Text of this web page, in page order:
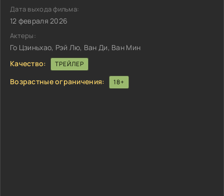
Дата выхода фильма:
12 февраля 2026
Актеры:
Го Цзиньхао, Рэй Лю, Ван Ди, Ван Мин
Качество:
ТРЕЙЛЕР
Возрастные ограничения: 18+